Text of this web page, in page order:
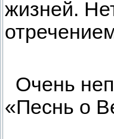
жизней.
Очень
«Песнь о